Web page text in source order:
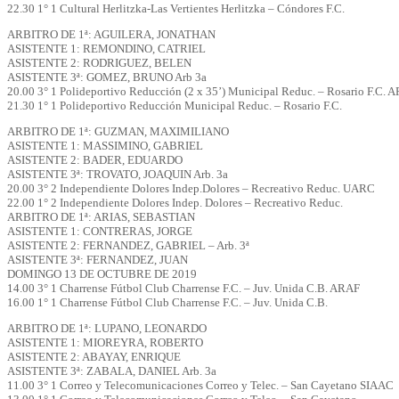
22.30 1° 1 Cultural Herlitzka-Las Vertientes Herlitzka – Cóndores F.C.
ARBITRO DE 1ª: AGUILERA, JONATHAN
ASISTENTE 1: REMONDINO, CATRIEL
ASISTENTE 2: RODRIGUEZ, BELEN
ASISTENTE 3ª: GOMEZ, BRUNO Arb 3a
20.00 3° 1 Polideportivo Reducción (2 x 35’) Municipal Reduc. – Rosario F.C.
21.30 1° 1 Polideportivo Reducción Municipal Reduc. – Rosario F.C.
ARBITRO DE 1ª: GUZMAN, MAXIMILIANO
ASISTENTE 1: MASSIMINO, GABRIEL
ASISTENTE 2: BADER, EDUARDO
ASISTENTE 3ª: TROVATO, JOAQUIN Arb. 3a
20.00 3° 2 Independiente Dolores Indep.Dolores – Recreativo Reduc. UARC
22.00 1° 2 Independiente Dolores Indep. Dolores – Recreativo Reduc.
ARBITRO DE 1ª: ARIAS, SEBASTIAN
ASISTENTE 1: CONTRERAS, JORGE
ASISTENTE 2: FERNANDEZ, GABRIEL – Arb. 3ª
ASISTENTE 3ª: FERNANDEZ, JUAN
DOMINGO 13 DE OCTUBRE DE 2019
14.00 3° 1 Charrense Fútbol Club Charrense F.C. – Juv. Unida C.B. ARAF
16.00 1° 1 Charrense Fútbol Club Charrense F.C. – Juv. Unida C.B.
ARBITRO DE 1ª: LUPANO, LEONARDO
ASISTENTE 1: MIOREYRA, ROBERTO
ASISTENTE 2: ABAYAY, ENRIQUE
ASISTENTE 3ª: ZABALA, DANIEL Arb. 3a
11.00 3° 1 Correo y Telecomunicaciones Correo y Telec. – San Cayetano SIAAC